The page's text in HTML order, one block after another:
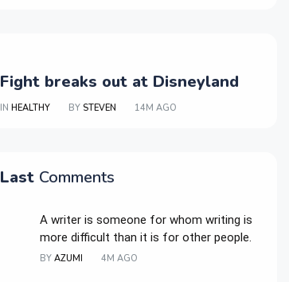
Fight breaks out at Disneyland
IN HEALTHY BY STEVEN 14M AGO
Last Comments
A writer is someone for whom writing is
more difficult than it is for other people.
BY AZUMI 4M AGO